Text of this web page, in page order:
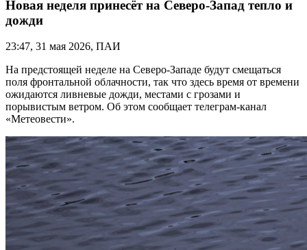
Новая неделя принесёт на Северо-Запад тепло и
дожди
23:47, 31 мая 2026, ПАИ
На предстоящей неделе на Северо-Западе будут смещаться
поля фронтальной облачности, так что здесь время от времени
ожидаются ливневые дожди, местами с грозами и
порывистым ветром. Об этом сообщает телеграм-канал
«Метеовести».